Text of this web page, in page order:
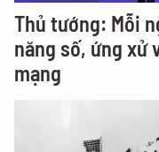
Thủ tướng: Mỗi
năng số, ứng xử
mạng